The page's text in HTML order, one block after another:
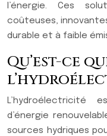
l’énergie. Ces
coûteuses,
durable et à faible
Qu’est-ce
d’énergie
sources hydriques